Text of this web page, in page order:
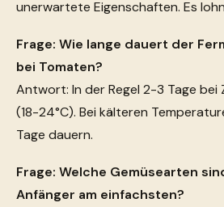
unerwartete Eigenschaften. Es
Frage: Wie lange dauert der
bei Tomaten?
Antwort: In der Regel 2-3 Tage
(18-24°C). Bei kälteren
Tage dauern.
Frage: Welche Gemüsearten
Anfänger am einfachsten?